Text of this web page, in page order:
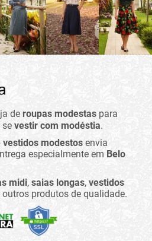
de roupas modestas para
se vestir com modéstia.
vestidos modestos envia
especialmente em Belo
midi, saias longas, vestidos
outros produtos de qualidade.